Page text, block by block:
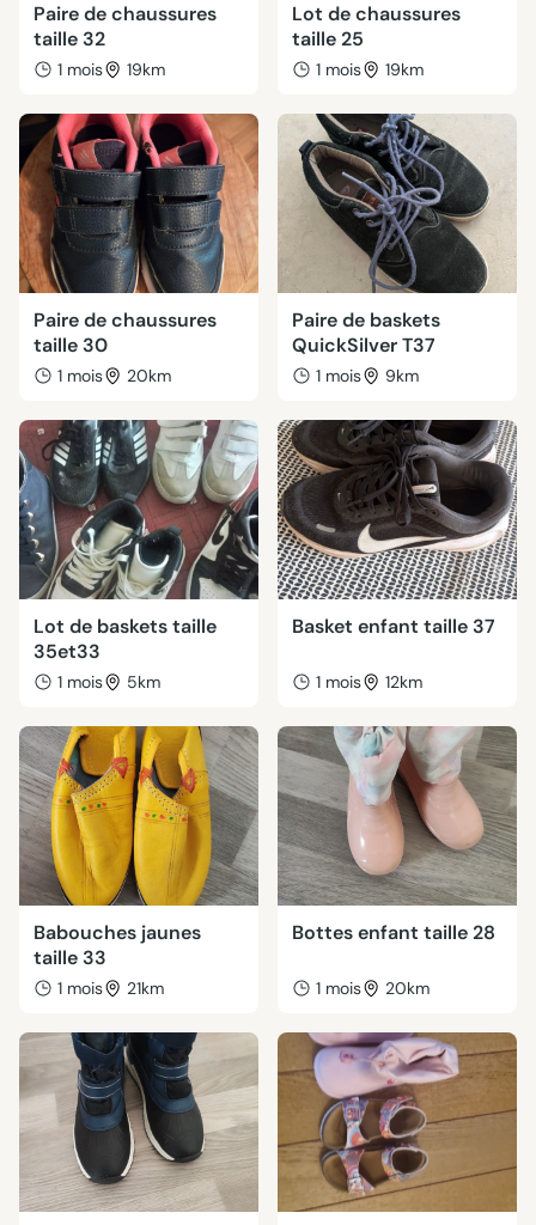
Paire de chaussures
taille 32
1 mois 19km
Lot de chaussures
taille 25
1 mois 19km
Paire de chaussures
taille 30
1 mois 20km
Paire de baskets
QuickSilver T37
1 mois 9km
Lot de baskets taille
35et33
1 mois 5km
Basket enfant taille 37
1 mois 12km
Babouches jaunes
taille 33
1 mois 21km
Bottes enfant taille 28
1 mois 20km